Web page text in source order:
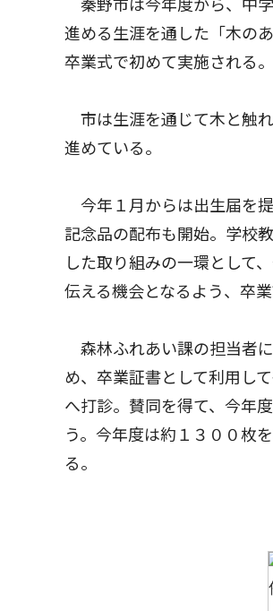
秦野市は今年度から、中
進める生涯を通した「木の
卒業式で初めて実施される。
市は生涯を通じて木と触
進めている。
今年１月からは出生届を
記念品の配布も開始。学校
した取り組みの一環として
伝える機会となるよう、卒
森林ふれあい課の担当者
め、卒業証書として利用し
へ打診。賛同を得て、今年
う。今年度は約１３００枚
る。